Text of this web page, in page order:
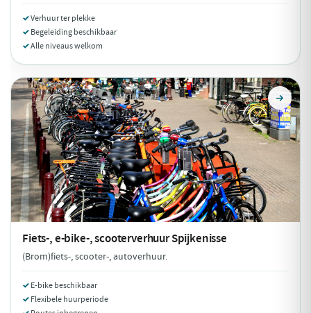
Verhuur ter plekke
Begeleiding beschikbaar
Alle niveaus welkom
Fiets-, e-bike-, scooterverhuurSpijkenisse
(Brom)fiets-, scooter-, autoverhuur.
E-bike beschikbaar
Flexibele huurperiode